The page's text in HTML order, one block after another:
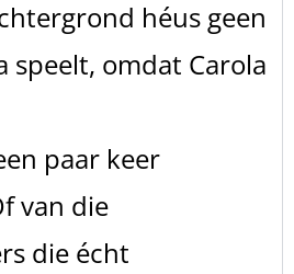
héus geen
speelt, omdat Carola
paar keer
van die
die écht